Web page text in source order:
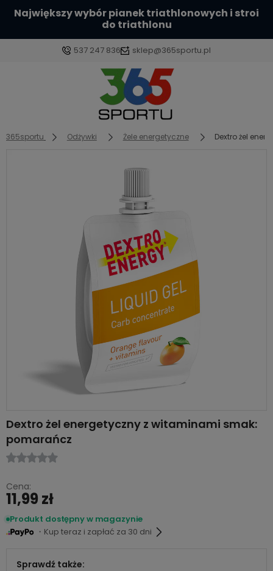
Największy wybór pianek triathlonowych i stroi
do triathlonu
537 247 836 sklep@365sportu.pl
Zaloguj się
Załóż konto
Wybierz coś dla siebie z naszej aktualnej oferty lub
listy z poprzedniej sesji.
365sportu Odżywki Żele energetyczne Dextro żel
Dextro żel energetyczny z witaminami smak:
pomarańcz
Cena:
11,99 zł
Produkt dostępny w magazynie
・Kup teraz i zapłać za 30 dni
Sprawdź także: